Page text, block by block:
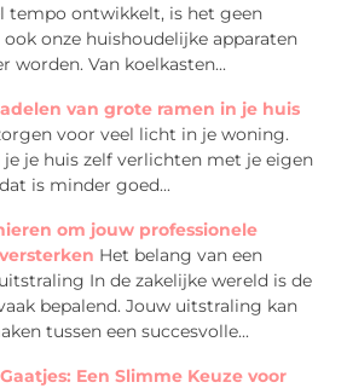
tempo ontwikkelt, is het geen
onze huishoudelijke apparaten
worden. Van koelkasten...
van grote ramen in je huis
voor veel licht in je woning.
je huis zelf verlichten met je eigen
is minder goed...
om jouw professionele
Het belang van een
In de zakelijke wereld is de
bepalend. Jouw uitstraling kan
tussen een succesvolle...
Een Slimme Keuze voor